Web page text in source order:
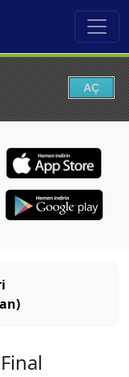
AÇ